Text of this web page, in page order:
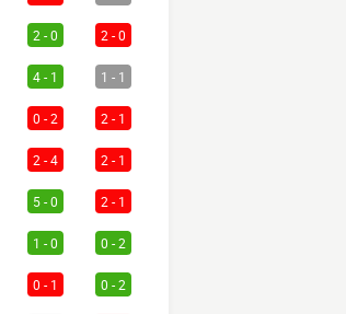
2 - 0 2 - 0
4 - 1 1 - 1
0 - 2 2 - 1
2 - 4 2 - 1
5 - 0 2 - 1
1 - 0 0 - 2
0 - 1 0 - 2